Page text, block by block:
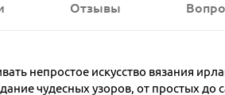
Отзывы
непростое искусство вязания
чудесных узоров, от простых